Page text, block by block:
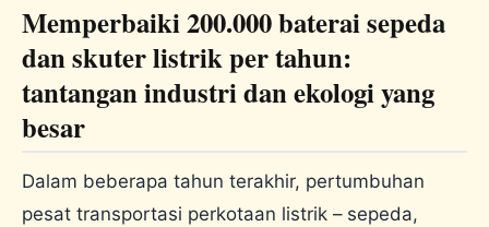
Memperbaiki 200.000 baterai sepeda
dan skuter listrik per tahun:
tantangan industri dan ekologi yang
besar
Dalam beberapa tahun terakhir, pertumbuhan
pesat transportasi perkotaan listrik – sepeda,